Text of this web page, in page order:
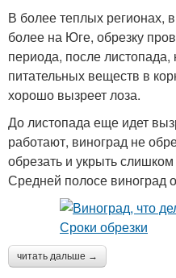
В более теплых регионах,
более на Юге, обрезку
периода, после листопада,
питательных веществ в
хорошо вызреет лоза.
До листопада еще идет
работают, виноград не
обрезать и укрыть
Средней полосе виноград
читать дальше →